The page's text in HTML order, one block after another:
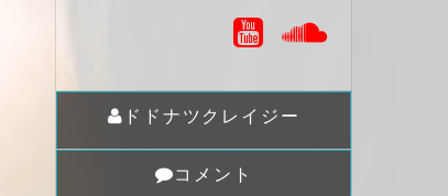
ドドナツクレイジー
コメント